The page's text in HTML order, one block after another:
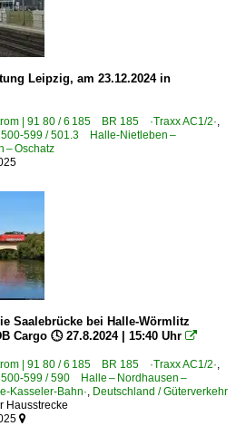
Leipzig, am 23.12.2024 in
| 91 80 / 6 185 BR 185 ·Traxx AC1/2·,
500-599 / 501.3 Halle-Nietleben –
– Oschatz
Saalebrücke bei Halle-Wörmlitz
Cargo 🕓 27.8.2024 | 15:40 Uhr 
| 91 80 / 6 185 BR 185 ·Traxx AC1/2·,
500-599 / 590 Halle – Nordhausen –
Kasseler-Bahn·, Deutschland / Güterverkehr
Hausstrecke
